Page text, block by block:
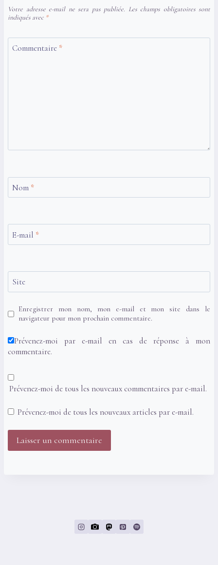
Votre adresse e-mail ne sera pas publiée. Les champs obligatoires sont
indiqués avec *
Commentaire *
Nom *
E-mail *
Site
Enregistrer mon nom, mon e-mail et mon site dans le
navigateur pour mon prochain commentaire.
Prévenez-moi par e-mail en cas de réponse à mon
commentaire.
Prévenez-moi de tous les nouveaux commentaires par e-mail.
Prévenez-moi de tous les nouveaux articles par e-mail.